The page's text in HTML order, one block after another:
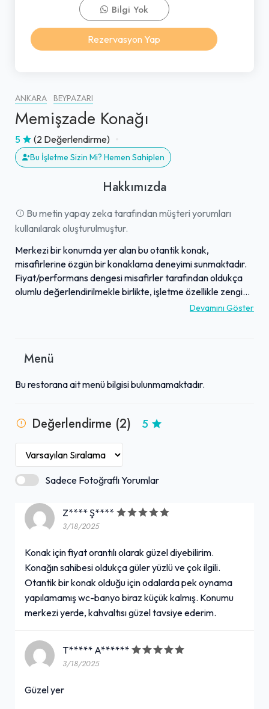
ANKARA BEYPAZARI
Memişzade Konağı
5 (2 Değerlendirme)
Bu İşletme Sizin Mi? Hemen Sahiplen
Hakkımızda
Bu metin yapay zeka tarafından müşteri yorumları
kullanılarak oluşturulmuştur.
Merkezi bir konumda yer alan bu otantik konak,
misafirlerine özgün bir konaklama deneyimi sunmaktadır.
Fiyat/performans dengesi misafirler tarafından oldukça
olumlu değerlendirilmekle birlikte, işletme özellikle zengin
ve lezzetli kahvaltısıyla beğeni toplamaktadır. Konağın
hissetmelerini sağlamaktadır. Genel olarak "güzel bir yer"
sunduğu özenli hizmet kalitesiyle öne çıkmakta ve tavsiye
Devamını Göster
Menü
Bu restorana ait menü bilgisi bulunmamaktadır.
Değerlendirme (2) 5
Sadece Fotoğraflı Yorumlar
Z**** Ş****
3/18/2025
Konak için fiyat orantılı olarak güzel diyebilirim.
Konağın sahibesi oldukça güler yüzlü ve çok ilgili.
Otantik bir konak olduğu için odalarda pek oynama
yapılamamış wc-banyo biraz küçük kalmış. Konumu
merkezi yerde, kahvaltısı güzel tavsiye ederim.
T***** A******
3/18/2025
Güzel yer
Bilgi Yok
Rezervasyon Yap